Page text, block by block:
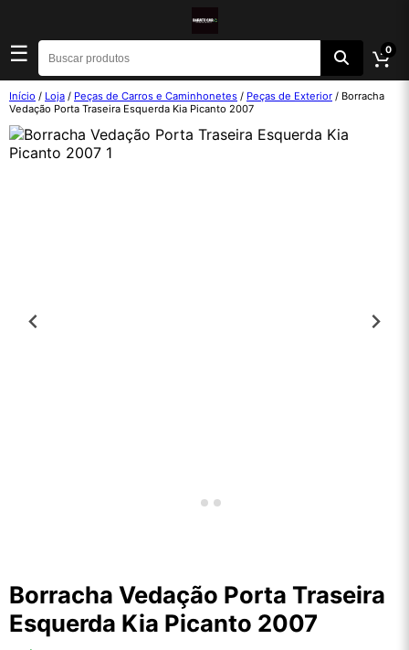
☰ 0
Início / Loja / Peças de Carros e Caminhonetes / Peças de Exterior / Borracha
Vedação Porta Traseira Esquerda Kia Picanto 2007
Borracha Vedação Porta Traseira
Esquerda Kia Picanto 2007